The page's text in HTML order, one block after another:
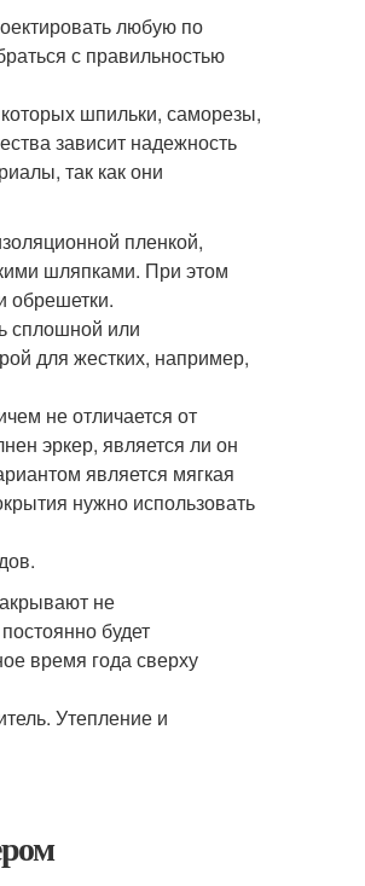
любую по
с правильностью
шпильки, саморезы,
зависит надежность
так как они
пленкой,
шляпками. При этом
обрешетки.
сплошной или
для жестких, например,
не отличается от
эркер, является ли он
является мягкая
нужно использовать
не
будет
время года сверху
Утепление и